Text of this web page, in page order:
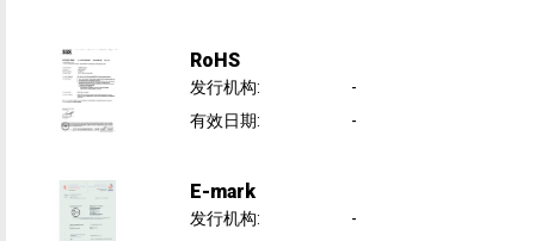
RoHS
发行机构:
-
有效日期: -
E-mark
发行机构:
-